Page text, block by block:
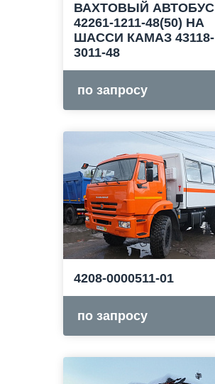
ВАХТОВЫЙ АВТОБУС
42261-1211-48(50) НА
ШАССИ КАМАЗ 43118-
3011-48
по запросу
4208-0000511-01
по запросу